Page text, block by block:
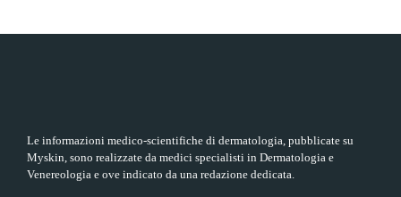
Le informazioni medico-scientifiche di dermatologia, pubblicate su
Myskin, sono realizzate da medici specialisti in Dermatologia e
Venereologia e ove indicato da una redazione dedicata.